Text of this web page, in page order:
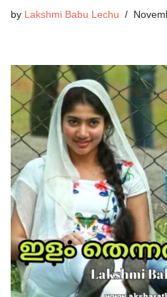
by Lakshmi Babu Lechu